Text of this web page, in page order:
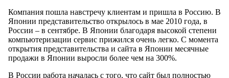
Компания пошла навстречу клиентам и пришла в Россию. В
Японии представительство открылось в мае 2010 года, в
России – в сентябре. В Японии благодаря высокой степени
компьютеризации сервис прижился очень легко. С момента
открытия представительства и сайта в Японии месячные
продажи в Японии выросли более чем на 300%.
В России работа началась с того, что сайт был полностью